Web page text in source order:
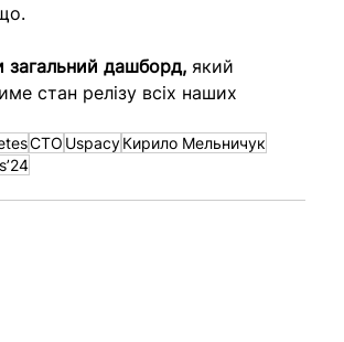
загальний дашборд, який
стан релізу всіх наших
CTO UspacyКирило Мельничук